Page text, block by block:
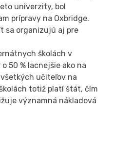
univerzity, bol
prípravy na Oxbridge.
sa organizujú aj pre
školách v
50 % lacnejšie ako na
učiteľov na
totiž platí štát, čím
významná nákladová